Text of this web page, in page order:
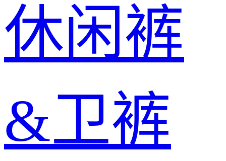
休闲裤
&卫裤